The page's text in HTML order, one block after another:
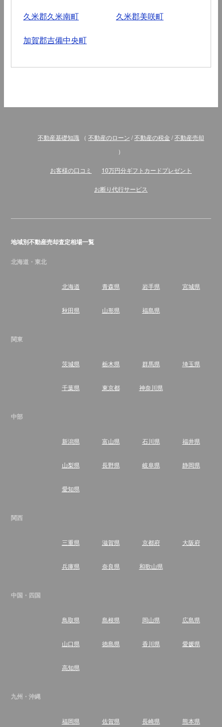
久米郡久米南町 久米郡美咲町
加賀郡吉備中央町
不動産基礎知識 （ 不動産のローン /不動産の税金 /不動産売却
）
お客様の口コミ 10万円分ギフトカードプレゼント
お断り代行サービス
地域別不動産売却査定相場一覧
北海道・東北
北海道 青森県 岩手県 宮城県
秋田県 山形県 福島県
関東
茨城県 栃木県 群馬県 埼玉県
千葉県 東京都 神奈川県
中部
新潟県 富山県 石川県 福井県
山梨県 長野県 岐阜県 静岡県
愛知県
関西
三重県 滋賀県 京都府 大阪府
兵庫県 奈良県 和歌山県
中国・四国
鳥取県 島根県 岡山県 広島県
山口県 徳島県 香川県 愛媛県
高知県
九州・沖縄
福岡県 佐賀県 長崎県 熊本県